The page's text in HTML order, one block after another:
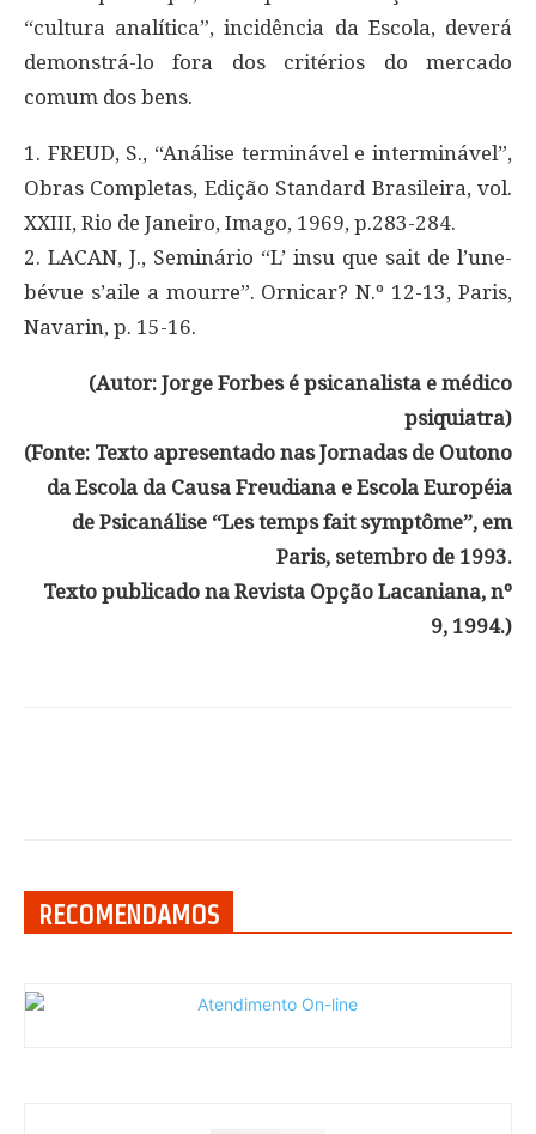
“cultura analítica”, incidência da Escola, deverá
demonstrá-lo fora dos critérios do mercado
comum dos bens.
1. FREUD, S., “Análise terminável e interminável”,
Obras Completas, Edição Standard Brasileira, vol.
XXIII, Rio de Janeiro, Imago, 1969, p.283-284.
2. LACAN, J., Seminário “L’ insu que sait de l’une-
bévue s’aile a mourre”. Ornicar? N.º 12-13, Paris,
Navarin, p. 15-16.
(Autor: Jorge Forbes é psicanalista e médico
psiquiatra)
(Fonte: Texto apresentado nas Jornadas de Outono
da Escola da Causa Freudiana e Escola Européia
de Psicanálise “Les temps fait symptôme”, em
Paris, setembro de 1993.
Texto publicado na Revista Opção Lacaniana, nº
9, 1994.)
RECOMENDAMOS